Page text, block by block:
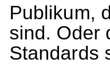
Publikum,
sind. Oder
Standards